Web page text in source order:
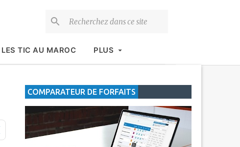
LES TIC AU MAROC PLUS
COMPARATEUR DE FORFAITS